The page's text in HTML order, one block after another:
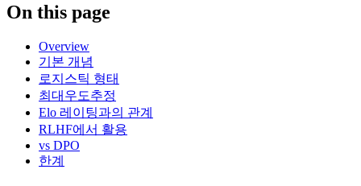
On this page
Overview
기본 개념
로지스틱 형태
최대우도추정
Elo 레이팅과의 관계
RLHF에서 활용
vs DPO
한계